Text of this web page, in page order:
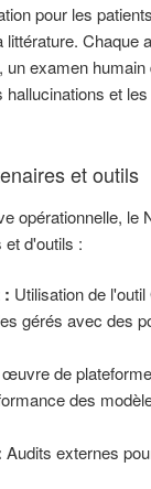
pour les
Chaque
un examen
et
et outils
opérationnelle, le
et d'outils :
: Utilisation de
gérés avec des
de
des
Audits externes